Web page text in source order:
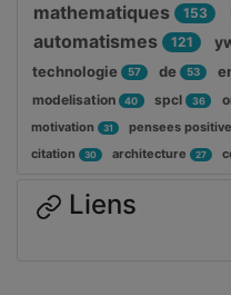
mathematiques 153
automatismes 121
technologie 57 de 53
modelisation 40 spcl 36
motivation 31 pensees
citation 30 architecture 27
Liens